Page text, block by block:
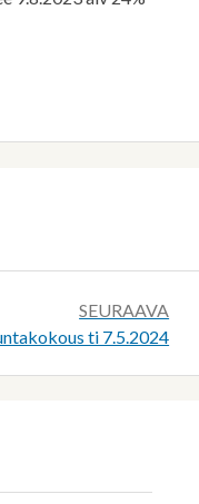
SEURAAVA
ti 7.5.2024